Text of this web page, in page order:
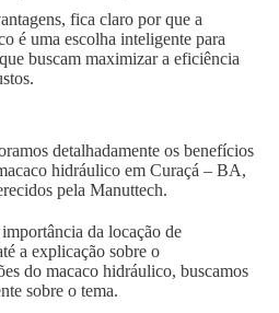
fica claro por que a
é uma escolha inteligente para
buscam maximizar a eficiência
detalhadamente os benefícios
hidráulico em Curaçá – BA,
pela Manuttech.
da locação de
a explicação sobre o
do macaco hidráulico, buscamos
sobre o tema.